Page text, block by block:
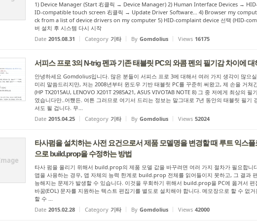
1) Device Manager (Start 右클릭 → Device Manager) 2) Human Interface Devices →
ID-compatible touch screen 右클릭 → Update Driver Software... 4) Browser my
ck from a list of device drivers on my computer 5) HID-complaint device 선택 (HID-
버 설치 후 시스템 다시 시작
Date 2015.08.31 Category 기타 By Gomdolius Views 16175
서피스 프로 3의 N-trig 펜과 기존 태블릿 PC의 와콤 펜의 필기감 차이에 대
안녕하세요 Gomdolius입니다. 많은 분들이 서피스 프로 3에 대해서 여러 가지 생각이 많으
미리 말씀드리지만, 저는 2008년부터 윈도우 기반 태블릿 PC를 꾸준히 써왔고, 제 손을 거쳐
(HP TX2015AU, LENOVO X201T 2985A21, ASUS VIVOTAB NOTE 8) 그 중 저에게 최상의 필
였습니다만..어쩄든. 여튼 그러므로 여기서 드리는 정보는 말그대로 7년 동안의 태블릿 필기
셔도 될 겁니다. 무...
Date 2015.04.25 Category 기타 By Gomdolius Views 52024
타사펌을 설치하는 사전 요건으로서 제품 모델명을 변경할 때 루트 익스
으로 build.prop을 수정하는 방법
타사 펌을 올리기 위해서 build.prop의 제품 모델 값을 바꾸려면 여러 가지 절차가 필요합니
앱을 사용하는 경우, 앱 자체의 능력 한계로 build.prop 전체를 읽어들이지 못하고, 그 결과
능해지는 문제가 발생할 수 있습니다. 이것을 우회하기 위해서 build.prop을 PC에 옮겨서
바꿈(EOL) 문자를 지원하는 텍스트 편집기를 별도로 설치해야 합니다. 메모장으로 할 수 없
할 수 ...
Date 2015.02.28 Category 기타 By Gomdolius Views 42000